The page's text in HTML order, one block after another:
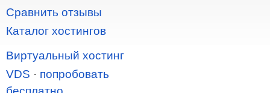
Сравнить отзывы
Каталог хостингов
Виртуальный хостинг
VDS · попробовать